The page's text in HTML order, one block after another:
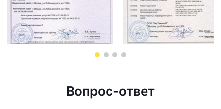
Вопрос-ответ